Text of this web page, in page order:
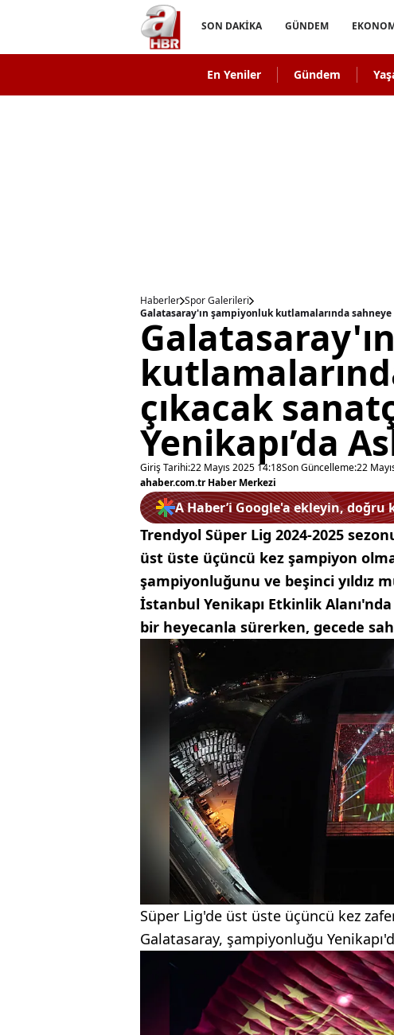
SON DAKİKA GÜNDEM
En Yeniler Gündem
Haberler Spor Galerileri
Galatasaray'ın şampiyonluk kutlamalarında sahneye
çıkacak
Yenikapı’da
Giriş Tarihi:22 Mayıs 2025 14:18Son Güncelleme:22
ahaber.com.tr Haber Merkezi
A Haber’i Google'a ekleyin,
Trendyol Süper Lig 2024-2025
üst üste üçüncü kez şampiyon
şampiyonluğunu ve beşinci yıldız
İstanbul Yenikapı Etkinlik
bir heyecanla sürerken, gecede
Süper Lig'de üst üste üçüncü kez
Galatasaray, şampiyonluğu